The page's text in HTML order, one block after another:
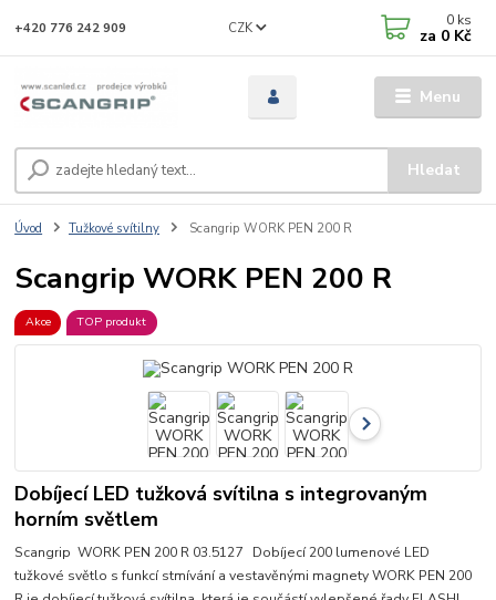
Menu
CZK
Hledat
+420 776 242 909 0 ks
za 0 Kč
Úvod Tužkové svítilny Scangrip WORK PEN 200 R
Scangrip WORK PEN 200 R
Akce TOP produkt
Dobíjecí LED tužková svítilna s integrovaným
horním světlem
Scangrip WORK PEN 200 R 03.5127 Dobíjecí 200 lumenové LED
tužkové světlo s funkcí stmívání a vestavěnými magnety WORK PEN 200